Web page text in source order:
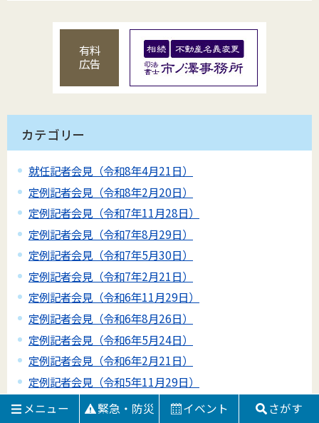
有料
広告
カテゴリー
就任記者会見（令和8年4月21日）
定例記者会見（令和8年2月20日）
定例記者会見（令和7年11月28日）
定例記者会見（令和7年8月29日）
定例記者会見（令和7年5月30日）
定例記者会見（令和7年2月21日）
定例記者会見（令和6年11月29日）
定例記者会見（令和6年8月26日）
定例記者会見（令和6年5月24日）
定例記者会見（令和6年2月21日）
定例記者会見（令和5年11月29日）
定例記者会見（令和5年8月28日）
メニュー 緊急・防災 イベント さがす